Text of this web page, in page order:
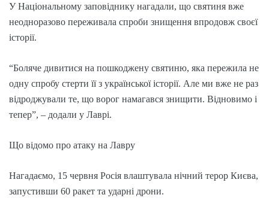
У Національному заповіднику нагадали, що святиня вже
неодноразово переживала спроби знищення впродовж своєї
історії.
“Боляче дивитися на пошкоджену святиню, яка пережила не
одну спробу стерти її з української історії. Але ми вже не раз
відроджували те, що ворог намагався знищити. Відновимо і
тепер”, – додали у Лаврі.
Що відомо про атаку на Лавру
Нагадаємо, 15 червня Росія влаштувала нічний терор Києва,
запустивши 60 ракет та ударні дрони.